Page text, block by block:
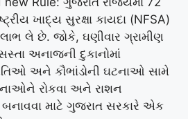
ખાદ્ય સુરક્ષા કાયદા (NFSA)
લે છે. જોકે, ઘણીવાર ગ્રામીણ
અનાજની દુકાનોમાં
અને કૌભાંડોની ઘટનાઓ સામે
રોકવા અને રાશન
બનાવવા માટે ગુજરાત સરકારે એક